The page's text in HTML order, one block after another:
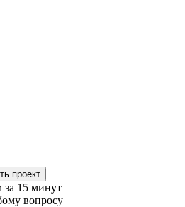
проект
15 минут
вопросу